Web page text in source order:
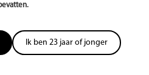
Ik ben 23 jaar of jonger